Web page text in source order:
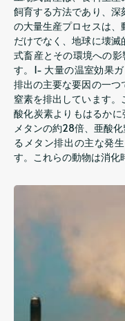
飼育する方法であり、
の大量生産プロセスは
だけでなく、地球に壊
式畜産とその環境への影
す。1- 大量の温室効果
排出の主要な要因の一
窒素を排出しています
酸化炭素よりもはるか
メタンの約28倍、亜酸
るメタン排出の主な発
す。これらの動物は消化